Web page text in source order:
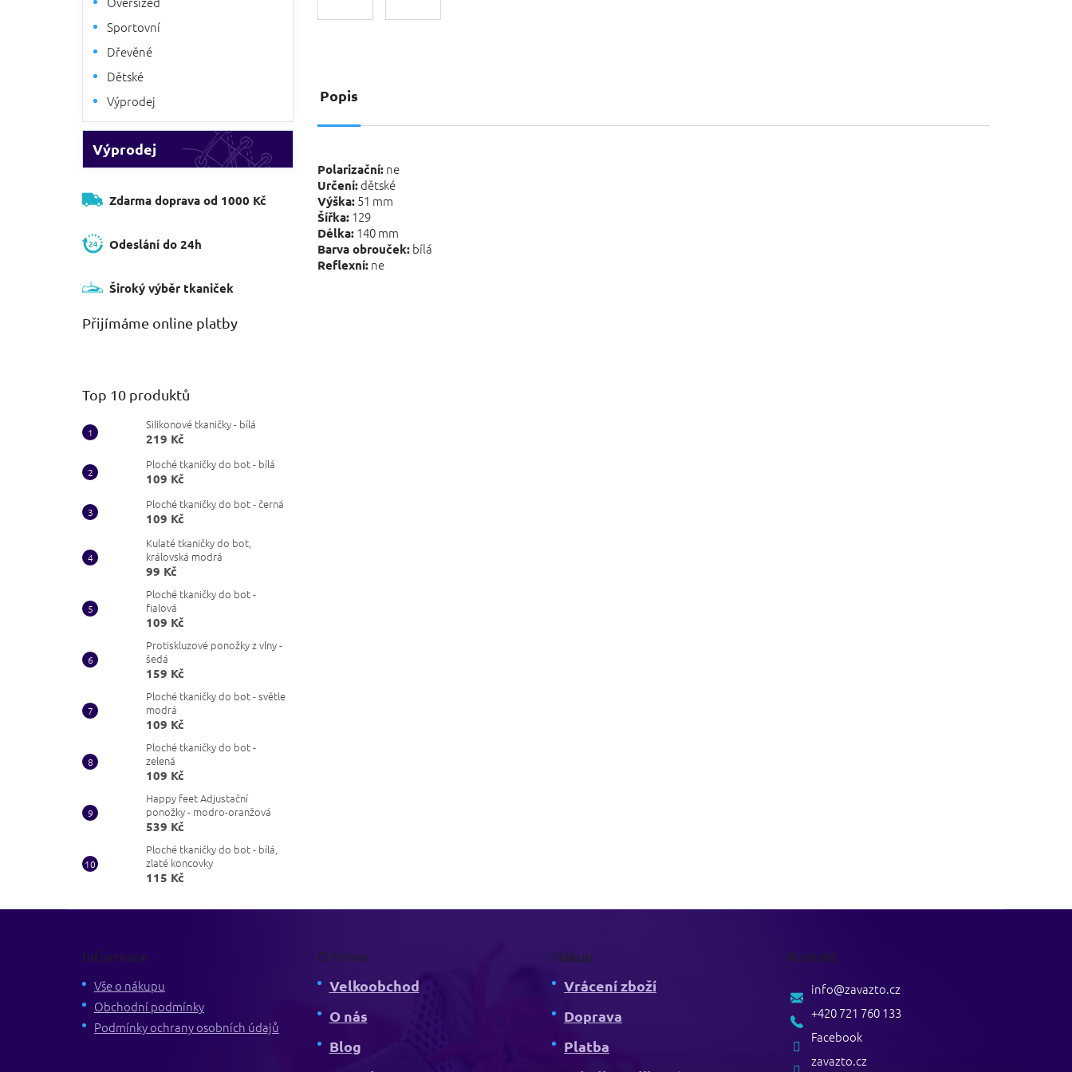
Sportovní
Dřevěné
Dětské
Výprodej
Výprodej
Zdarma doprava od 1000 Kč
Odeslání do 24h
Široký výběr tkaniček
Přijímáme online platby
Top 10 produktů
Silikonové tkaničky - bílá
219 Kč
Ploché tkaničky do bot - bílá
109 Kč
Ploché tkaničky do bot - černá
109 Kč
Kulaté tkaničky do bot,
královská modrá
99 Kč
Ploché tkaničky do bot -
fialová
109 Kč
Protiskluzové ponožky z vlny -
šedá
159 Kč
Ploché tkaničky do bot - světle
modrá
109 Kč
Ploché tkaničky do bot -
zelená
109 Kč
Happy feet Adjustační
ponožky - modro-oranžová
539 Kč
Ploché tkaničky do bot - bílá,
zlaté koncovky
115 Kč
Popis
Polarizační: ne
Určení:dětské
Výška: 51 mm
Šířka: 129
Délka: 140 mm
Barva obrouček: bílá
Reflexní: ne
Informace
Vše o nákupu
Obchodní podmínky
Podmínky ochrany osobních údajů
O firmě
Velkoobchod
O nás
Blog
Nákup
Vrácení zboží
Doprava
Platba
Kontakt
zavazto.cz
info@zavazto.cz
+420 721 760 133
Facebook